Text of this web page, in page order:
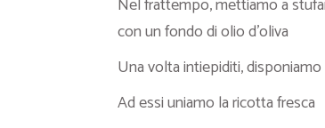
Nel frattempo, mettiamo a
con un fondo di olio d’oliva
Una volta intiepiditi,
Ad essi uniamo la ricotta fresca